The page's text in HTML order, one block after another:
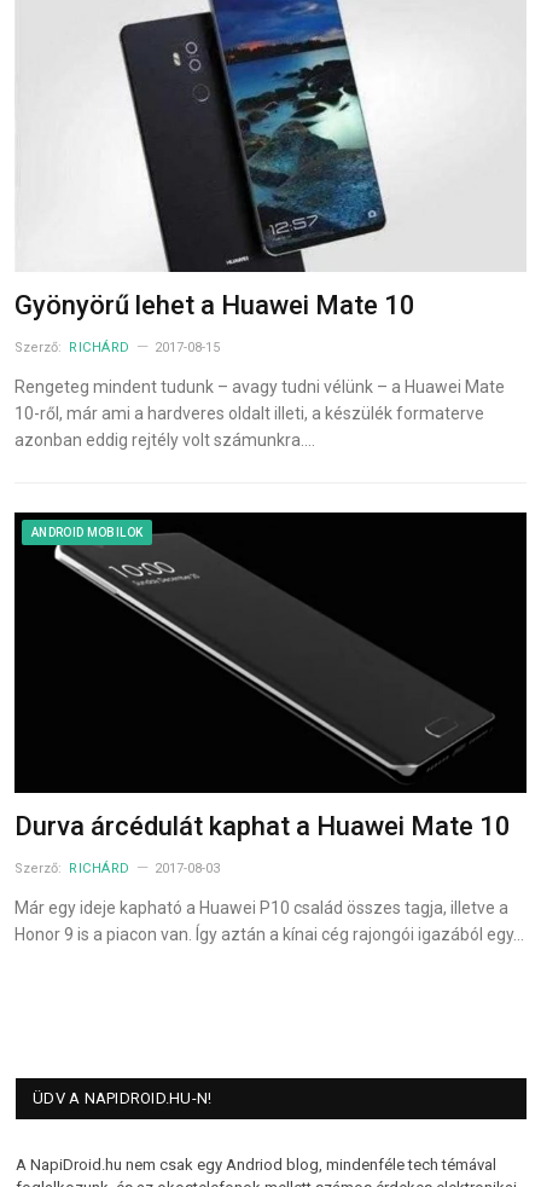
Gyönyörű lehet a Huawei Mate 10
Szerző: RICHÁRD 2017-08-15
Rengeteg mindent tudunk – avagy tudni vélünk – a Huawei Mate
10-ről, már ami a hardveres oldalt illeti, a készülék formaterve
azonban eddig rejtély volt számunkra.…
ANDROID MOBILOK
Durva árcédulát kaphat a Huawei Mate 10
Szerző: RICHÁRD 2017-08-03
Már egy ideje kapható a Huawei P10 család összes tagja, illetve a
Honor 9 is a piacon van. Így aztán a kínai cég rajongói igazából egy…
ÜDV A NAPIDROID.HU-N!
A NapiDroid.hu nem csak egy Andriod blog, mindenféle tech témával